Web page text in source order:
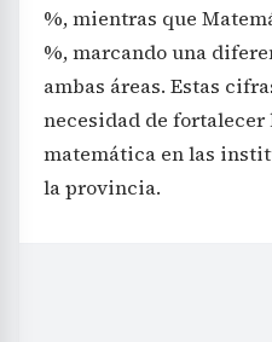
%, mientras que
%, marcando una
ambas áreas. Estas
necesidad de fortalecer
matemática en las
la provincia.